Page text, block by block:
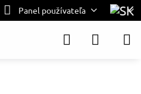
Panel používateľa